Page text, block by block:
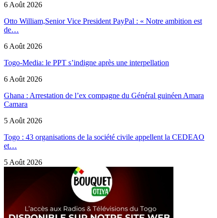
6 Août 2026
Otto William,Senior Vice President PayPal : « Notre ambition est
de…
6 Août 2026
Togo-Media: le PPT s’indigne après une interpellation
6 Août 2026
Ghana : Arrestation de l’ex compagne du Général guinéen Amara
Camara
5 Août 2026
Togo : 43 organisations de la société civile appellent la CEDEAO
et…
5 Août 2026